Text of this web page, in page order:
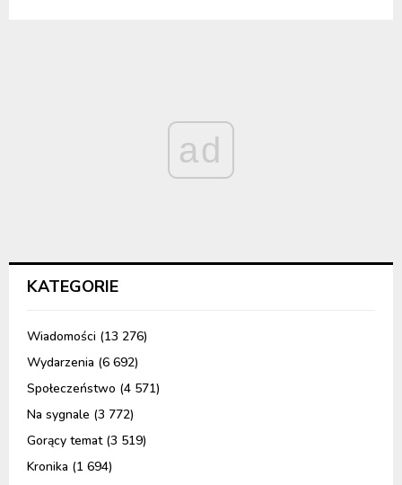
ad
KATEGORIE
Wiadomości (13 276)
Wydarzenia (6 692)
Społeczeństwo (4 571)
Na sygnale (3 772)
Gorący temat(3 519)
Kronika (1 694)